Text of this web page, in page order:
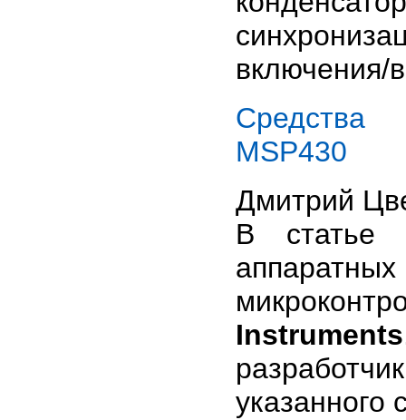
Средства
MSP430
Дмитрий
В статье
Instruments
указанного